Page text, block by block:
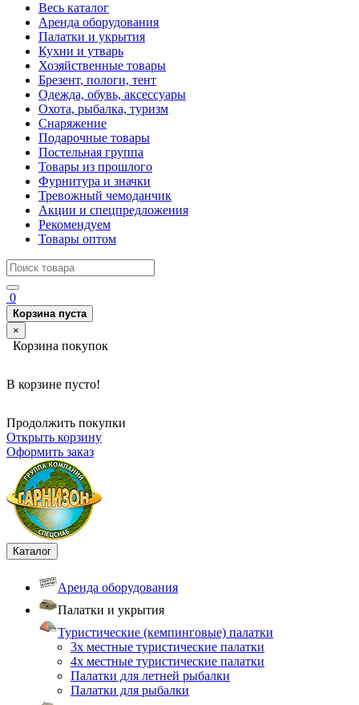
Весь каталог
Аренда оборудования
Палатки и укрытия
Кухни и утварь
Хозяйственные товары
Брезент, пологи, тент
Одежда, обувь, аксессуары
Охота, рыбалка, туризм
Снаряжение
Подарочные товары
Постельная группа
Товары из прошлого
Фурнитура и значки
Тревожный чемоданчик
Акции и спецпредложения
Рекомендуем
Товары оптом
0
Корзина пуста
×
Корзина покупок
В корзине пусто!
Продолжить покупки
Открыть корзину
Оформить заказ
Каталог
Аренда оборудования
Палатки и укрытия
Туристические (кемпинговые) палатки
3х местные туристические палатки
4х местные туристические палатки
Палатки для летней рыбалки
Палатки для рыбалки